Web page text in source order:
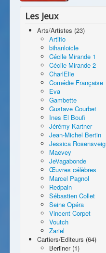
Les Jeux
Arts/Artistes (23)
Artiflo
bihanloicle
Cécile Mirande 1
Cécile Mirande 2
CharlElie
Comédie Française
Eva
Gambette
Gustave Courbet
Ines El Boufi
Jérémy Kartner
Jean-Michel Bertin
Jessica Rosensveig
Maevey
JeVagabonde
Œuvres célèbres
Marcel Pagnol
Redpaln
Sébastien Collet
Seine Opéra
Vincent Corpet
Voutch
Zariel
Cartiers/Editeurs (64)
Berliner (1)